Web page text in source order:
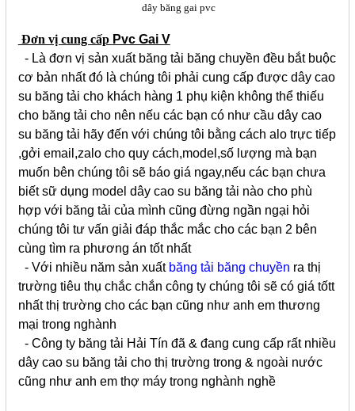
dây băng gai pvc
Đơn vị cung cấp Pvc Gai V
- Là đơn vị sản xuất băng tải băng chuyền đều bắt buộc
cơ bản nhất đó là chúng tôi phải cung cấp được dây cao
su băng tải cho khách hàng 1 phụ kiện không thể thiếu
cho băng tải cho nên nếu các bạn có như cầu dây cao
su băng tải hãy đến với chúng tôi bằng cách alo trực tiếp
,gởi email,zalo cho quy cách,model,số lượng mà bạn
muốn bên chúng tôi sẽ báo giá ngay,nếu các bạn chưa
biết sữ dụng model dây cao su băng tải nào cho phù
hợp với băng tải của mình cũng đừng ngần ngại hỏi
chúng tôi tư vấn giải đáp thắc mắc cho các bạn 2 bên
cùng tìm ra phương án tốt nhất
- Với nhiều năm sản xuất băng tải băng chuyền ra thị
trường tiêu thụ chắc chắn công ty chúng tôi sẽ có giá tốtt
nhất thị trường cho các bạn cũng như anh em thương
mại trong nghành
- Công ty băng tải Hải Tín đã & đang cung cấp rất nhiều
dây cao su băng tải cho thị trường trong & ngoài nước
cũng như anh em thợ máy trong nghành nghề